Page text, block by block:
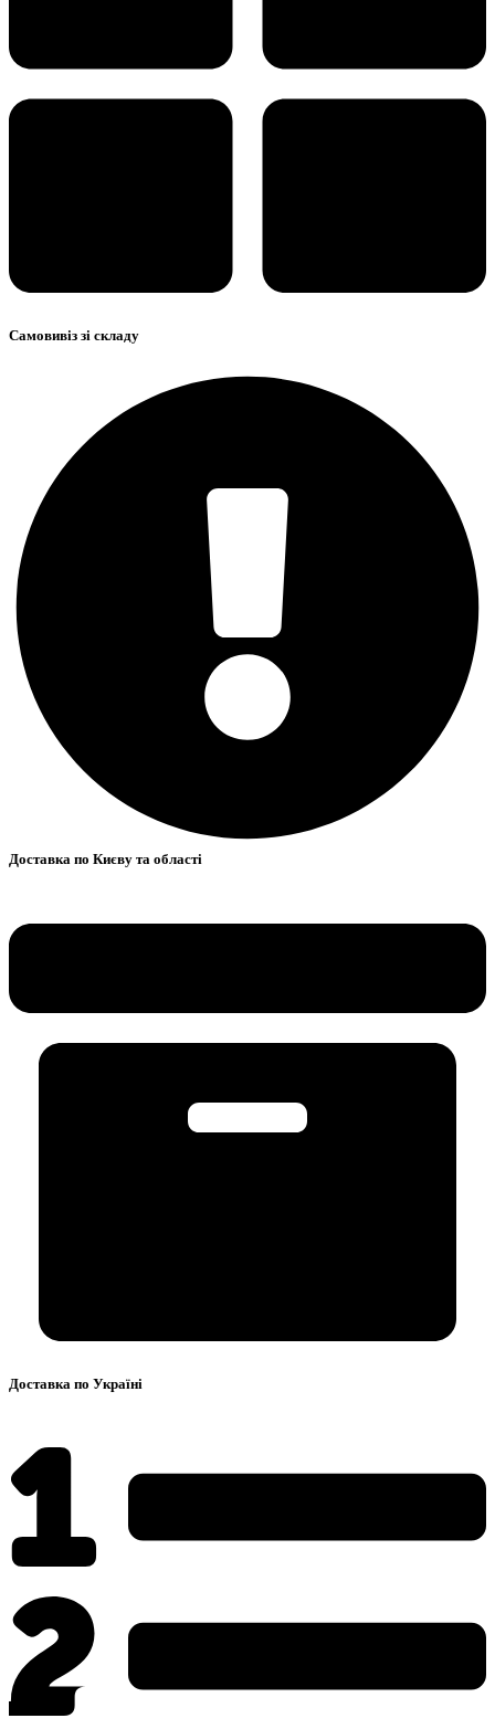
Самовивіз зі складу
Доставка по Києву та області
Доставка по Україні